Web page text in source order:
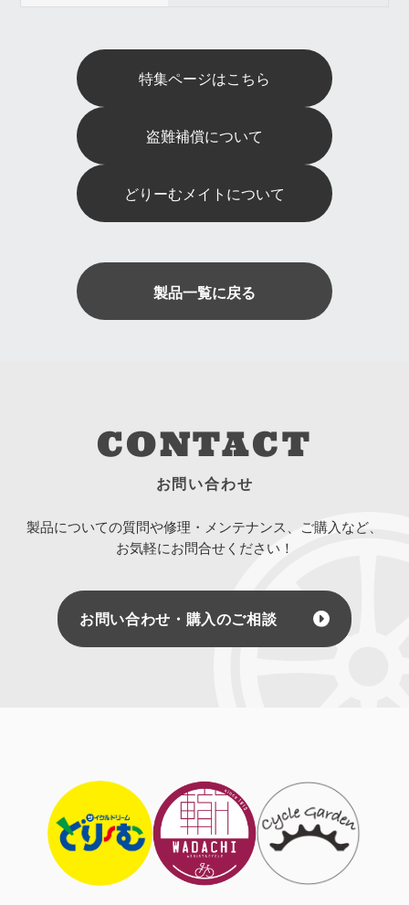
特集ページはこちら
盗難補償について
どりーむメイトについて
製品一覧に戻る
CONTACT
お問い合わせ
製品についての質問や修理・メンテナンス、ご購入など、
お気軽にお問合せください！
お問い合わせ・購入のご相談